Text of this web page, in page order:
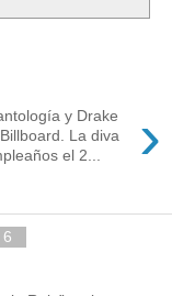
›
y Drake
La diva
el 2...